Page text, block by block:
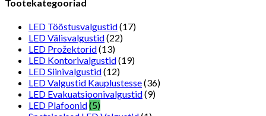
Tootekategooriad
LED Tööstusvalgustid(17)
LED Välisvalgustid(22)
LED Prožektorid(13)
LED Kontorivalgustid(19)
LED Siinivalgustid(12)
LED Valgustid Kauplustesse(36)
LED Evakuatsioonivalgustid(9)
LED Plafoonid(5)